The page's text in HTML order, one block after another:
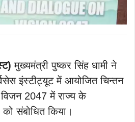
मुख्यमंत्री पुष्कर सिंह धामी ने
इंस्टीट्यूट में आयोजित चिन्तन
2047 में राज्य के
संबोधित किया।